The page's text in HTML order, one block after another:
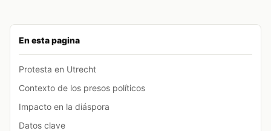
En esta pagina
Protesta en Utrecht
Contexto de los presos políticos
Impacto en la diáspora
Datos clave